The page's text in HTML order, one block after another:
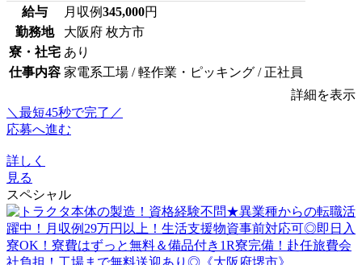
給与 月収例345,000円
勤務地
大阪府 枚方市
寮・社宅 あり
仕事内容 家電系工場 / 軽作業・ピッキング / 正社員
詳細を表示
＼最短45秒で完了／
応募へ進む
詳しく
見る
スペシャル